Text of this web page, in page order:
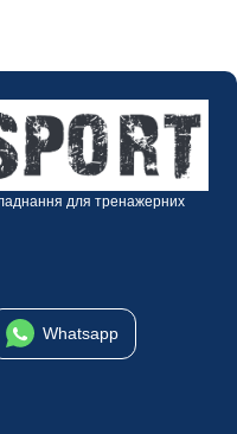
для тренажерних
Whatsapp